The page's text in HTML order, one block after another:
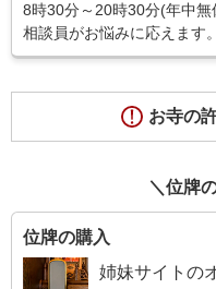
8時30分～20時30分(年中
相談員がお悩みに応えます。
お寺の
（門徒、檀家になって
のご依頼は、お寺とお
可能性があるため、お
かの事情でお寺のお坊
位牌
位牌の購入
姉妹サイトの